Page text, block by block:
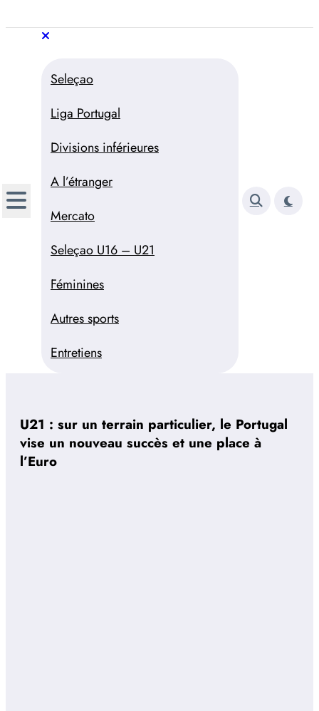
au
Trivela
L'actualité du football portugais
Seleçao
Liga Portugal
Divisions inférieures
A l’étranger
Mercato
Seleçao U16 – U21
Féminines
Autres sports
Entretiens
U21 : sur un terrain particulier, le Portugal
vise un nouveau succès et une place à
l’Euro